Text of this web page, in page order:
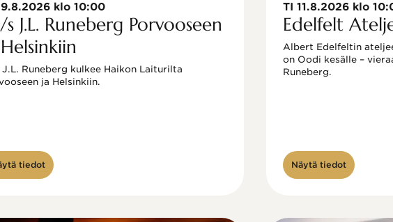
9.8.2026 klo 10:00
J.L. Runeberg Porvooseen
J.L. Runeberg kulkee Haikon Laiturilta
ja Helsinkiin.
tiedot
TI 11.8.2026 klo
Edelfelt
Albert Edelfeltin
on Oodi kesälle –
Näytä tiedot